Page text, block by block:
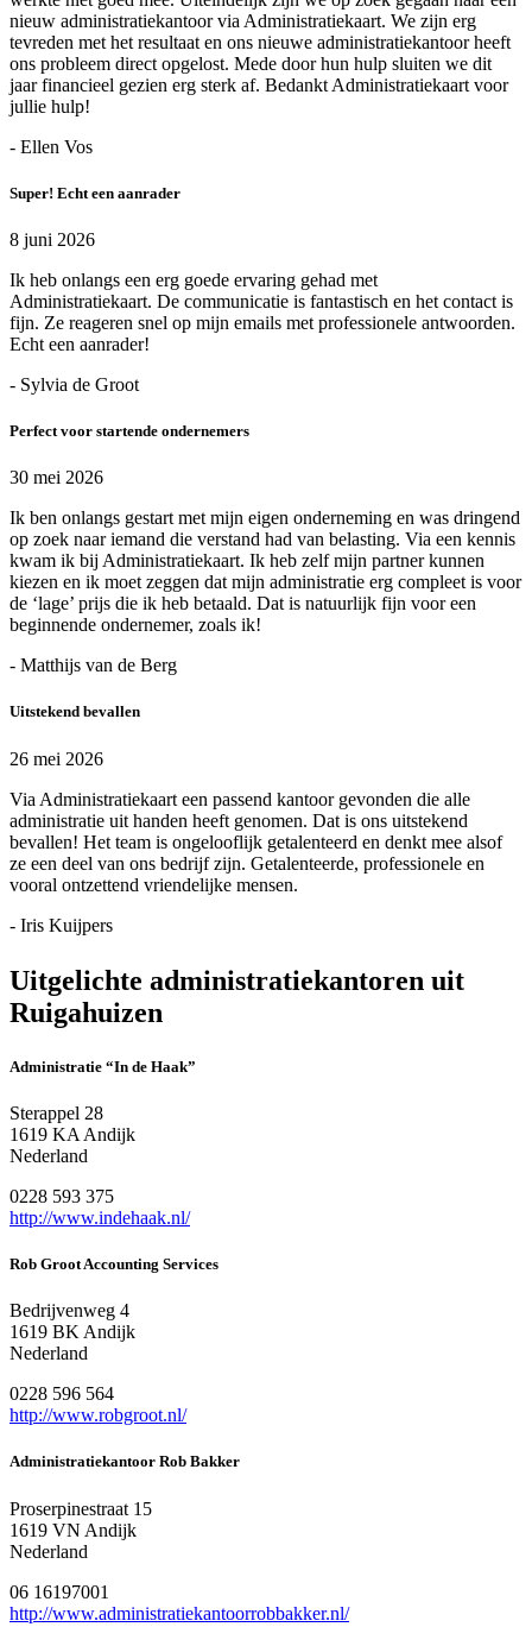
nieuw administratiekantoor via Administratiekaart. We zijn erg
tevreden met het resultaat en ons nieuwe administratiekantoor heeft
ons probleem direct opgelost. Mede door hun hulp sluiten we dit
jaar financieel gezien erg sterk af. Bedankt Administratiekaart voor
jullie hulp!
- Ellen Vos
Super! Echt een aanrader
8 juni 2026
Ik heb onlangs een erg goede ervaring gehad met
Administratiekaart. De communicatie is fantastisch en het contact is
fijn. Ze reageren snel op mijn emails met professionele antwoorden.
Echt een aanrader!
- Sylvia de Groot
Perfect voor startende ondernemers
30 mei 2026
Ik ben onlangs gestart met mijn eigen onderneming en was dringend
op zoek naar iemand die verstand had van belasting. Via een kennis
kwam ik bij Administratiekaart. Ik heb zelf mijn partner kunnen
kiezen en ik moet zeggen dat mijn administratie erg compleet is voor
de ‘lage’ prijs die ik heb betaald. Dat is natuurlijk fijn voor een
beginnende ondernemer, zoals ik!
- Matthijs van de Berg
Uitstekend bevallen
26 mei 2026
Via Administratiekaart een passend kantoor gevonden die alle
administratie uit handen heeft genomen. Dat is ons uitstekend
bevallen! Het team is ongelooflijk getalenteerd en denkt mee alsof
ze een deel van ons bedrijf zijn. Getalenteerde, professionele en
vooral ontzettend vriendelijke mensen.
- Iris Kuijpers
Uitgelichte administratiekantoren uit
Ruigahuizen
Administratie “In de Haak”
Sterappel 28
1619 KA Andijk
Nederland
0228 593 375
http://www.indehaak.nl/
Rob Groot Accounting Services
Bedrijvenweg 4
1619 BK Andijk
Nederland
0228 596 564
http://www.robgroot.nl/
Administratiekantoor Rob Bakker
Proserpinestraat 15
1619 VN Andijk
Nederland
06 16197001
http://www.administratiekantoorrobbakker.nl/